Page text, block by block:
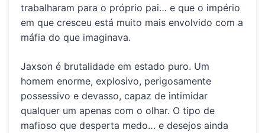
trabalharam para o próprio pai… e que o império
em que cresceu está muito mais envolvido com a
máfia do que imaginava.
Jaxson é brutalidade em estado puro. Um
homem enorme, explosivo, perigosamente
possessivo e devasso, capaz de intimidar
qualquer um apenas com o olhar. O tipo de
mafioso que desperta medo… e desejos ainda